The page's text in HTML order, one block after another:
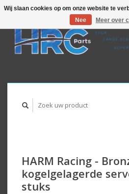
HARM Racing -
kogelgelagerde
stuks
Wij slaan cookies op om onze website te
Nee
Meer over